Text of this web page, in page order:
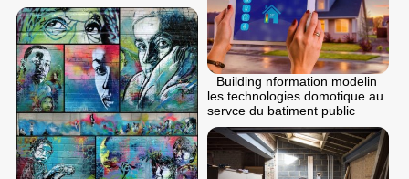
Building nformation modelin
les technologies domotique au
servce du batiment public